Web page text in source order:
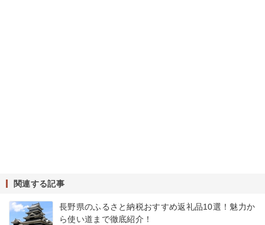
関連する記事
長野県のふるさと納税おすすめ返礼品10選！魅力か
ら使い道まで徹底紹介！